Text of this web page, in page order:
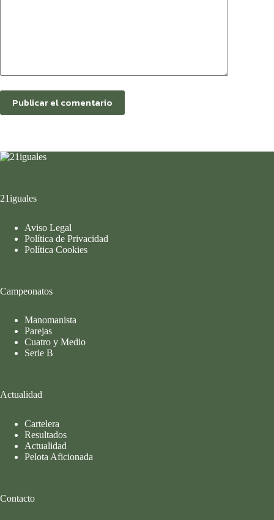
Publicar el comentario
21iguales
Aviso Legal
Política de Privacidad
Política Cookies
Campeonatos
Manomanista
Parejas
Cuatro y Medio
Serie B
Actualidad
Cartelera
Resultados
Actualidad
Pelota Aficionada
Contacto